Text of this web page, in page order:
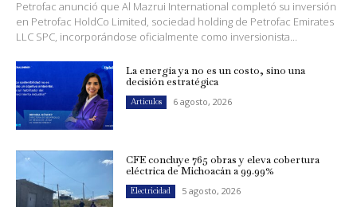
Petrofac anunció que Al Mazrui International completó su inversión
en Petrofac HoldCo Limited, sociedad holding de Petrofac Emirates
LLC SPC, incorporándose oficialmente como inversionista...
La energía ya no es un costo, sino una
decisión estratégica
Artículos 6 agosto, 2026
CFE concluye 765 obras y eleva cobertura
eléctrica de Michoacán a 99.99%
Electricidad 5 agosto, 2026